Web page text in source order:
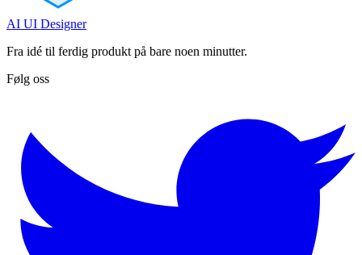
AI UI Designer
Fra idé til ferdig produkt på bare noen minutter.
Følg oss